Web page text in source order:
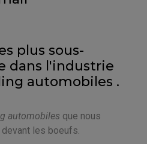
plus sous-
dans l'industrie
automobiles .
automobiles que nous
les boeufs.